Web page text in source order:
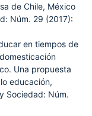
de Chile, México
Núm. 29 (2017):
en tiempos de
Una propuesta
educación,
Sociedad: Núm.